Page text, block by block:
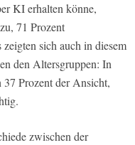
KI erhalten könne,
71 Prozent
sich auch in diesem
den Altersgruppen: In
Prozent der Ansicht,
zwischen der